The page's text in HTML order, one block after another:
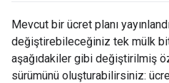
Mevcut bir ücret planı
değiştirebileceğiniz tek mülk
aşağıdakiler gibi değiştirilmiş
sürümünü oluşturabilirsiniz: